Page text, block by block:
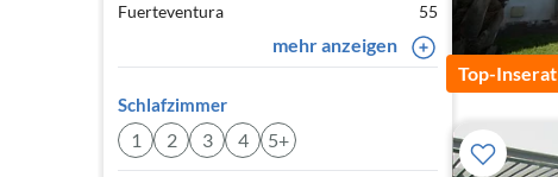
Fuerteventura
55
mehr anzeigen
Schlafzimmer
1 2 3 4 5+
Top-Inserat